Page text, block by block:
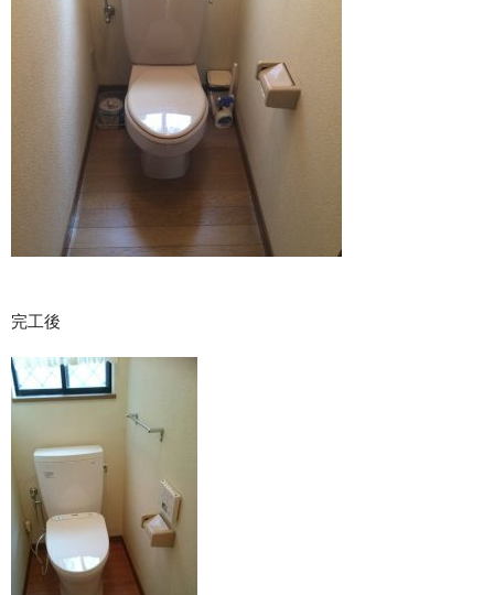
完工後